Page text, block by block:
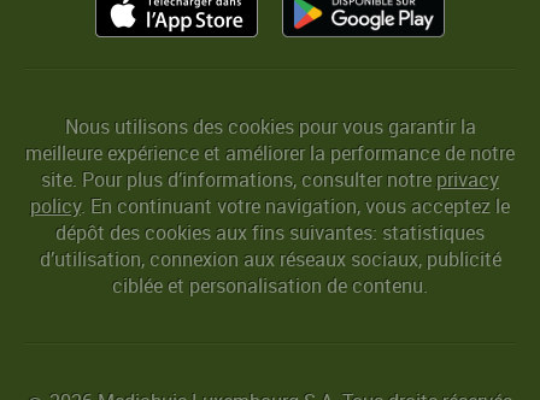
Nous utilisons des cookies pour vous garantir la
meilleure expérience et améliorer la performance de notre
site. Pour plus d’informations, consulter notreprivacy
policy. En continuant votre navigation, vous acceptez le
dépôt des cookies aux fins suivantes: statistiques
d’utilisation, connexion aux réseaux sociaux, publicité
ciblée et personalisation de contenu.